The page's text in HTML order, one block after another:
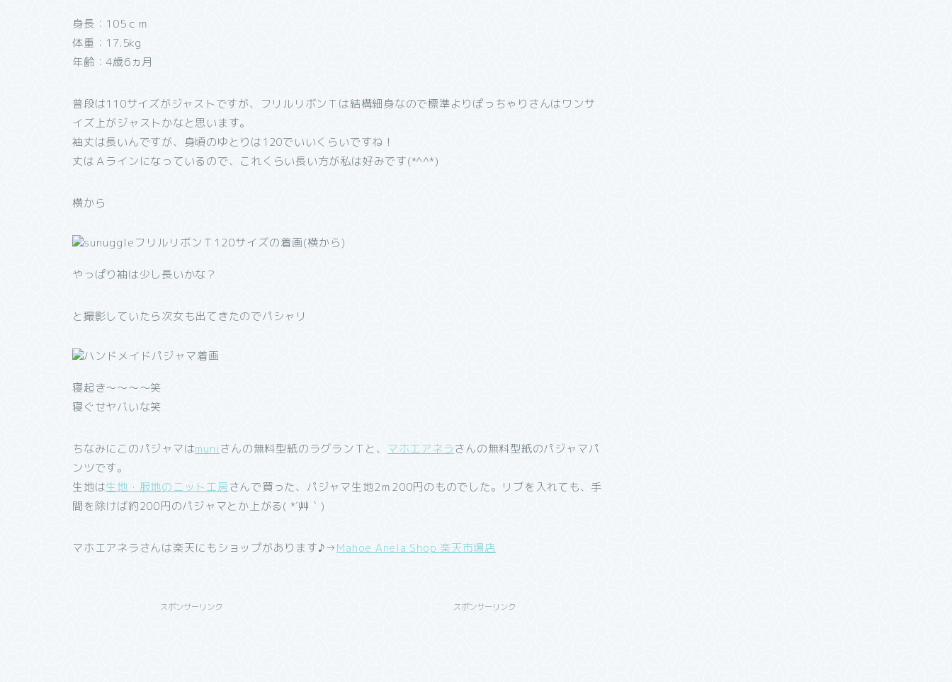
身長：105ｃｍ
体重：17.5kg
年齢：4歳6ヵ月
普段は110サイズがジャストですが、フリルリボンＴは結構細身なので標準よりぽっちゃりさんはワンサ
イズ上がジャストかなと思います。
袖丈は長いんですが、身頃のゆとりは120でいいくらいですね！
丈はＡラインになっているので、これくらい長い方が私は好みです(*^^*)
横から
やっぱり袖は少し長いかな？
と撮影していたら次女も出てきたのでパシャリ
寝起き～～～～笑
寝ぐせヤバいな笑
ちなみにこのパジャマはmuniさんの無料型紙のラグランＴと、 マホエアネラさんの無料型紙のパジャマパ
ンツです。
生地は生地・服地のニット工房さんで買った、パジャマ生地2ｍ200円のものでした。リブを入れても、手
間を除けば約200円のパジャマとか上がる( *´艸｀)
マホエアネラさんは楽天にもショップがあります♪→Mahoe Anela Shop 楽天市場店
スポンサーリンク スポンサーリンク